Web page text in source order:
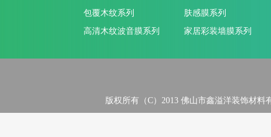
包覆木纹系列
高清木纹波音膜系列
肤感膜系列
家居彩装墙膜系列
版权所有（C）2013 佛山市鑫溢洋装饰材料